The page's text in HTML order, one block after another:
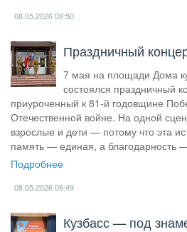
08.05.202608:50
Праздничный
7 мая на площади Дома
состоялся праздничный
приуроченный к 81-й годовщине
Отечественной войне. На одной
взрослые и дети — потому что эта
память — единая, а благодарность
Подробнее
08.05.202608:49
Кузбасс — под